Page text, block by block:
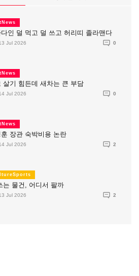
인 덜 먹고 덜 쓰고 허리띠 졸라맨다
Jul 2026 0
살기 힘든데 새차는 큰 부담
Jul 2026 0
훈 장관 숙박비용 논란
Jul 2026 2
는 물건, 어디서 팔까
Jul 2026 2